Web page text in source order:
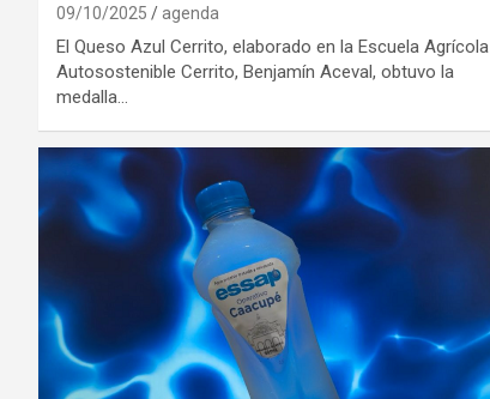
09/10/2025 agenda
El Queso Azul Cerrito, elaborado en la Escuela Agrícola
Autosostenible Cerrito, Benjamín Aceval, obtuvo la
medalla…